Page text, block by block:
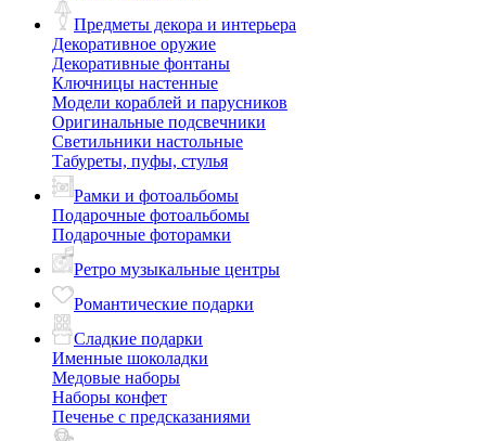
Предметы декора и интерьера
Декоративное оружие
Декоративные фонтаны
Ключницы настенные
Модели кораблей и парусников
Оригинальные подсвечники
Светильники настольные
Табуреты, пуфы, стулья
Рамки и фотоальбомы
Подарочные фотоальбомы
Подарочные фоторамки
Ретро музыкальные центры
Романтические подарки
Сладкие подарки
Именные шоколадки
Медовые наборы
Наборы конфет
Печенье с предсказаниями